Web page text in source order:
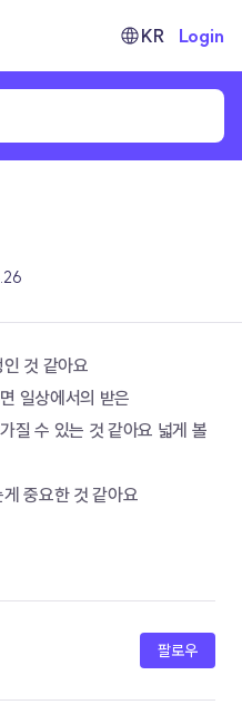
KR Login
것 같아요
일상에서의 받은
질 수 있는 것 같아요 넓게 볼
중요한 것 같아요
팔로우